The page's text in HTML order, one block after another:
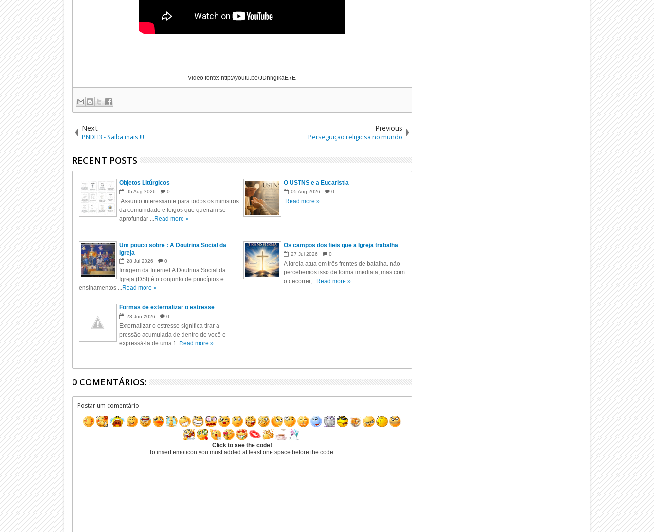
Video fonte: http://youtu.be/JDhhgIkaE7E
Next
PNDH3 - Saiba mais !!!
Previous
Perseguição religiosa no mundo
RECENT POSTS
Objetos Litúrgicos
05 Aug 2026 0
Assunto interessante para todos os ministros
da comunidade e leigos que queiram se
aprofundar ...Read more »
O USTNS e a Eucaristia
05 Aug 2026 0
Read more »
Um pouco sobre : A Doutrina Social da
Igreja
28 Jul 2026 0
Imagem da Internet A Doutrina Social da
Igreja (DSI) é o conjunto de princípios e
ensinamentos ...Read more »
Os campos dos fieis que a Igreja trabalha
27 Jul 2026 0
A Igreja atua em três frentes de batalha, não
percebemos isso de forma imediata, mas com
o decorrer,...Read more »
Formas de externalizar o estresse
23 Jun 2026 0
Externalizar o estresse significa tirar a
pressão acumulada de dentro de você e
expressá-la de uma f...Read more »
0 COMENTÁRIOS:
Postar um comentário
Click to see the code!
To insert emoticon you must added at least one space before the code.